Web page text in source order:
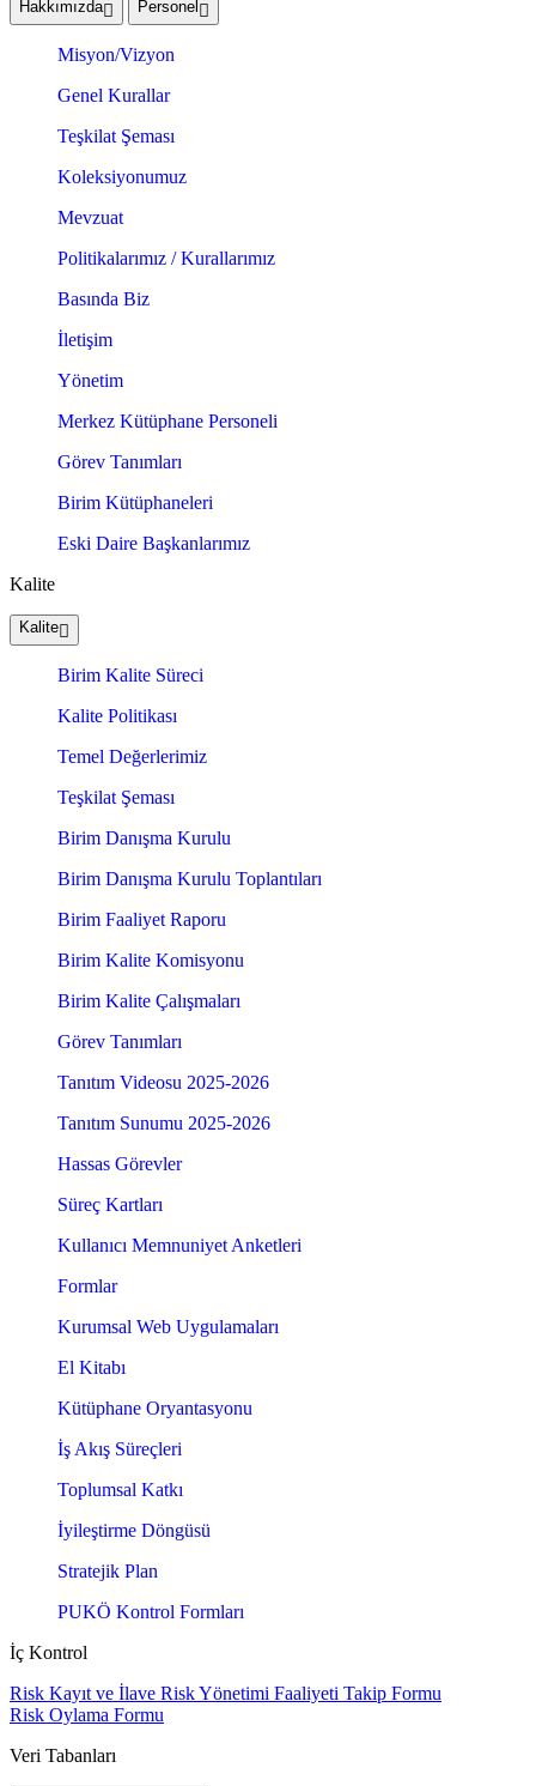
Hakkımızda Personel
Misyon/Vizyon
Genel Kurallar
Teşkilat Şeması
Koleksiyonumuz
Mevzuat
Politikalarımız / Kurallarımız
Basında Biz
İletişim
Yönetim
Merkez Kütüphane Personeli
Görev Tanımları
Birim Kütüphaneleri
Eski Daire Başkanlarımız
Kalite
Kalite
Birim Kalite Süreci
Kalite Politikası
Temel Değerlerimiz
Teşkilat Şeması
Birim Danışma Kurulu
Birim Danışma Kurulu Toplantıları
Birim Faaliyet Raporu
Birim Kalite Komisyonu
Birim Kalite Çalışmaları
Görev Tanımları
Tanıtım Videosu 2025-2026
Tanıtım Sunumu 2025-2026
Hassas Görevler
Süreç Kartları
Kullanıcı Memnuniyet Anketleri
Formlar
Kurumsal Web Uygulamaları
El Kitabı
Kütüphane Oryantasyonu
İş Akış Süreçleri
Toplumsal Katkı
İyileştirme Döngüsü
Stratejik Plan
PUKÖ Kontrol Formları
İç Kontrol
Risk Kayıt ve İlave Risk Yönetimi Faaliyeti Takip Formu
Risk Oylama Formu
Veri Tabanları